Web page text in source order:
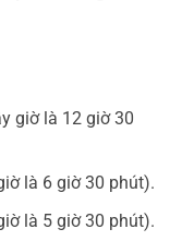
giờ là 12 giờ 30
là 6 giờ 30 phút).
là 5 giờ 30 phút).